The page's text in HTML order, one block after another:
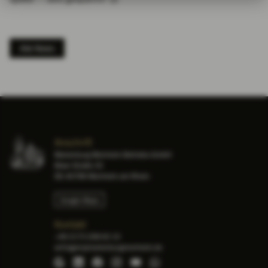
Alle News
Kontakt
Google Maps
LinkedInFacebookInstagram
YouTube